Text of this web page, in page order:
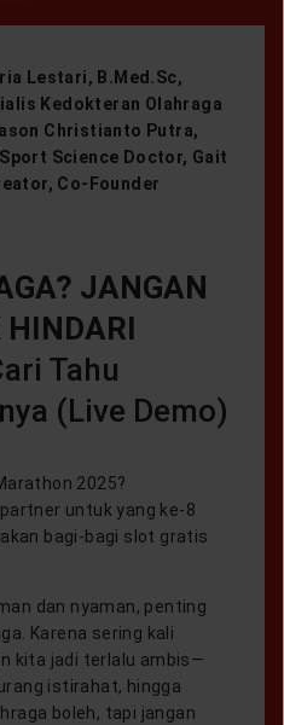
Lestari, B.Med.Sc,
Kedokteran Olahraga
Christianto Putra,
Science Doctor, Gait
Co-Founder
JANGAN
HINDARI
Tahu
(Live Demo)
2025?
untuk yang ke-8
bagi-bagi slot gratis
dan nyaman, penting
Karena sering kali
kita jadi terlalu ambis—
istirahat, hingga
boleh, tapi jangan